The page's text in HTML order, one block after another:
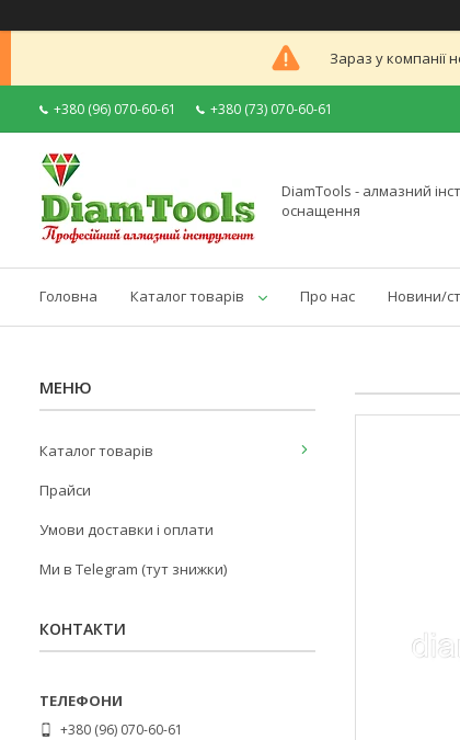
Зараз у компанії
+380 (96) 070-60-61 +380 (73) 070-60-61
DiamTools - алмазний
оснащення
Головна Каталог товарів Про нас Новини/
Каталог товарів
Прайси
Умови доставки і оплати
Ми в Telegram (тут знижки)
КОНТАКТИ
+380 (96) 070-60-61